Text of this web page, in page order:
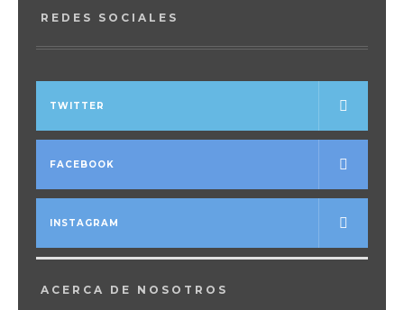
REDES SOCIALES
TWITTER
FACEBOOK
INSTAGRAM
ACERCA DE NOSOTROS